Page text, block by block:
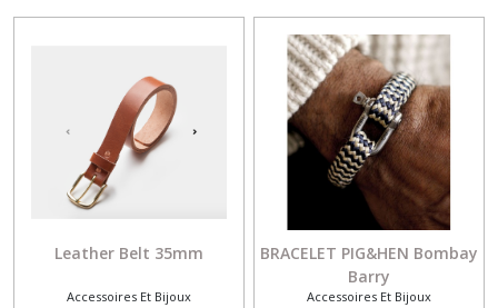
Leather Belt 35mm
Accessoires Et Bijoux
BRACELET PIG&HEN Bombay
Barry
Accessoires Et Bijoux